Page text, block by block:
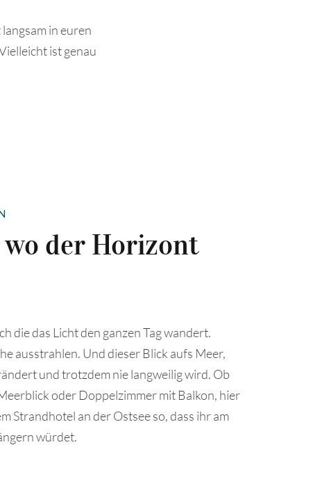
in euren
ist genau
der Horizont
die das Licht den ganzen Tag wandert.
ausstrahlen. Und dieser Blick aufs Meer,
und trotzdem nie langweilig wird. Ob
oder Doppelzimmer mit Balkon, hier
Strandhotel an der Ostsee so, dass ihr am
würdet.